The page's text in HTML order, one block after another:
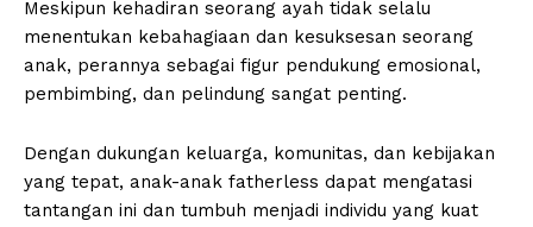
Meskipun kehadiran seorang ayah tidak selalu
menentukan kebahagiaan dan kesuksesan seorang
anak, perannya sebagai figur pendukung emosional,
pembimbing, dan pelindung sangat penting.
Dengan dukungan keluarga, komunitas, dan kebijakan
yang tepat, anak-anak fatherless dapat mengatasi
tantangan ini dan tumbuh menjadi individu yang kuat